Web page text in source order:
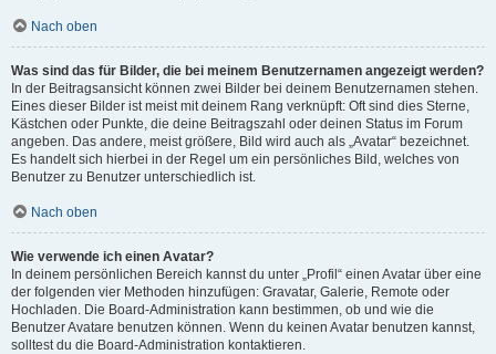
Nach oben
Was sind das für Bilder, die bei meinem Benutzernamen angezeigt werden?
In der Beitragsansicht können zwei Bilder bei deinem Benutzernamen stehen.
Eines dieser Bilder ist meist mit deinem Rang verknüpft: Oft sind dies Sterne,
Kästchen oder Punkte, die deine Beitragszahl oder deinen Status im Forum
angeben. Das andere, meist größere, Bild wird auch als „Avatar“ bezeichnet.
Es handelt sich hierbei in der Regel um ein persönliches Bild, welches von
Benutzer zu Benutzer unterschiedlich ist.
Nach oben
Wie verwende ich einen Avatar?
In deinem persönlichen Bereich kannst du unter „Profil“ einen Avatar über eine
der folgenden vier Methoden hinzufügen: Gravatar, Galerie, Remote oder
Hochladen. Die Board-Administration kann bestimmen, ob und wie die
Benutzer Avatare benutzen können. Wenn du keinen Avatar benutzen kannst,
solltest du die Board-Administration kontaktieren.